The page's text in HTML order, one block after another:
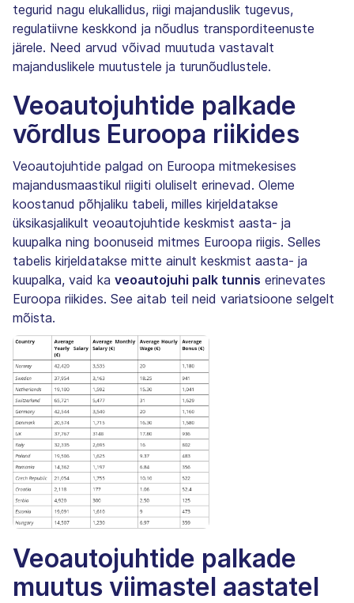
tegurid nagu elukallidus, riigi majanduslik tugevus,
regulatiivne keskkond ja nõudlus transporditeenuste
järele. Need arvud võivad muutuda vastavalt
majanduslikele muutustele ja turunõudlustele.
Veoautojuhtide palkade
võrdlus Euroopa riikides
Veoautojuhtide palgad on Euroopa mitmekesises
majandusmaastikul riigiti oluliselt erinevad. Oleme
koostanud põhjaliku tabeli, milles kirjeldatakse
üksikasjalikult veoautojuhtide keskmist aasta- ja
kuupalka ning boonuseid mitmes Euroopa riigis. Selles
tabelis kirjeldatakse mitte ainult keskmist aasta- ja
kuupalka, vaid ka veoautojuhi palk tunnis erinevates
Euroopa riikides. See aitab teil neid variatsioone selgelt
mõista.
Veoautojuhtide palkade
muutus viimastel aastatel